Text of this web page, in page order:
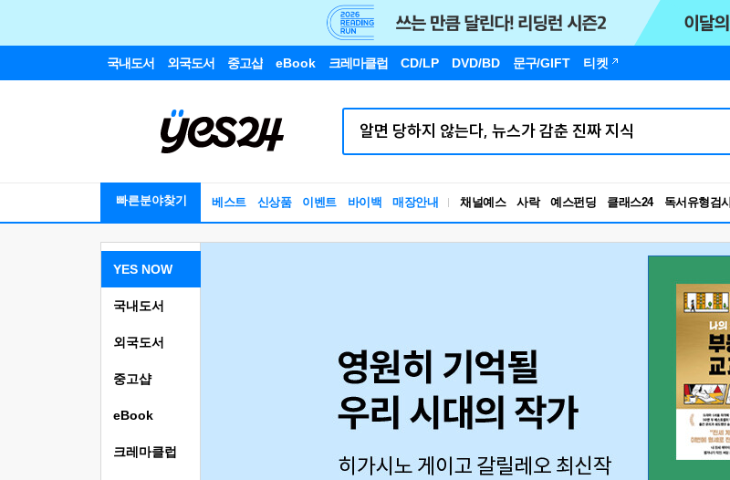
국내도서 외국도서 중고샵 eBook 크레마클럽 CD/LP DVD/BD 문구/GIFT 티켓
빠른분야찾기 베스트 신상품 이벤트 바이백 매장안내 채널예스 사락 예스펀딩 클래스24
독서유형검
RBTI Lab
독서유형검
YES NOW
국내도서
외국도서
중고샵
eBook
크레마클럽